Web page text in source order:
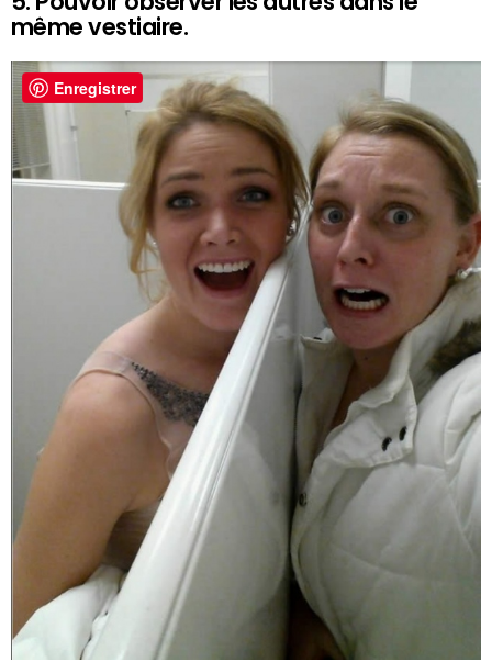
même vestiaire.
Enregistrer